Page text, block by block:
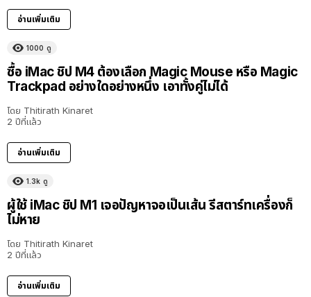
อ่านเพิ่มเติม
1000 ดู
ซื้อ iMac ชิป​ M4 ต้องเลือก Magic Mouse หรือ Magic
Trackpad อย่างใดอย่างหนึ่ง เอาทั้งคู่ไม่ได้
โดย Thitirath Kinaret
2 ปีที่แล้ว
อ่านเพิ่มเติม
1.3k ดู
ผู้ใช้ iMac ชิป M1 เจอปัญหาจอเป็นเส้น รีสตาร์ทเครื่องก็
ไม่หาย
โดย Thitirath Kinaret
2 ปีที่แล้ว
อ่านเพิ่มเติม